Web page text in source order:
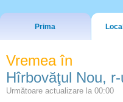
Prima
Vremea în
Hîrbovăţul Nou,
Următoare actualizare la 00:00